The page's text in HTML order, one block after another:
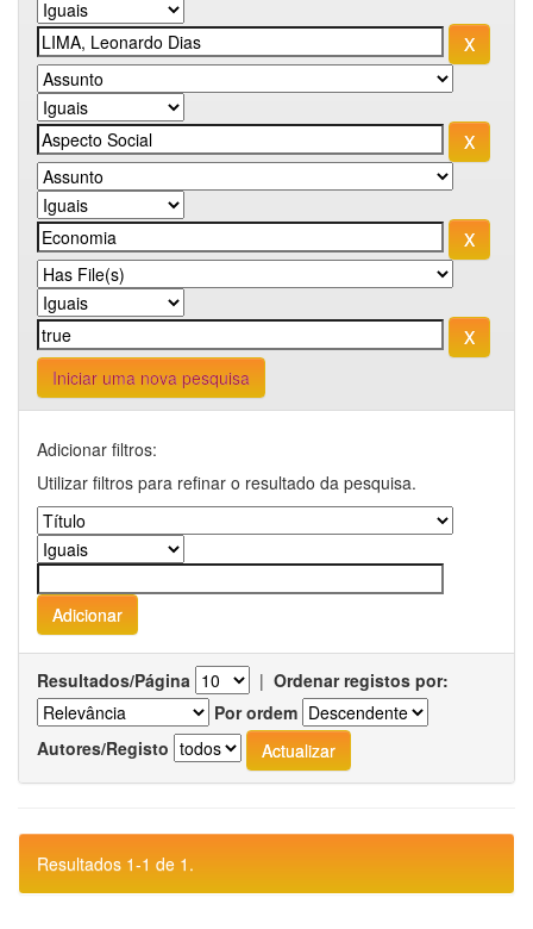
Iniciar uma nova pesquisa
Adicionar filtros:
Utilizar filtros para refinar o resultado da pesquisa.
Resultados/Página | Ordenar registos por:
Por ordem
Autores/Registo
Resultados 1-1 de 1.